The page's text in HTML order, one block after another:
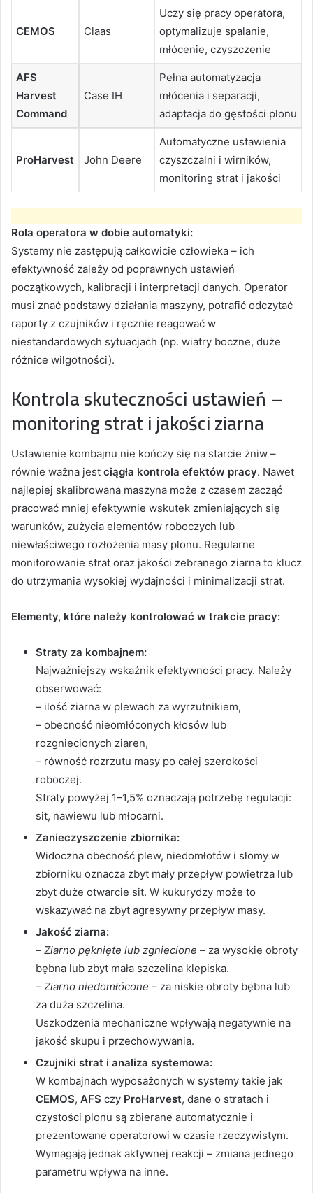
CEMOS Claas
Uczy się pracy operatora,
optymalizuje spalanie,
młócenie, czyszczenie
AFS
Harvest
Command
Case IH
Pełna automatyzacja
młócenia i separacji,
adaptacja do gęstości plonu
ProHarvest John Deere
Automatyczne ustawienia
czyszczalni i wirników,
monitoring strat i jakości
Rola operatora w dobie automatyki:
Systemy nie zastępują całkowicie człowieka – ich
efektywność zależy od poprawnych ustawień
początkowych, kalibracji i interpretacji danych. Operator
musi znać podstawy działania maszyny, potrafić odczytać
raporty z czujników i ręcznie reagować w
niestandardowych sytuacjach (np. wiatry boczne, duże
różnice wilgotności).
Kontrola skuteczności ustawień –
monitoring strat i jakości ziarna
Ustawienie kombajnu nie kończy się na starcie żniw –
równie ważna jest ciągła kontrola efektów pracy. Nawet
najlepiej skalibrowana maszyna może z czasem zacząć
pracować mniej efektywnie wskutek zmieniających się
warunków, zużycia elementów roboczych lub
niewłaściwego rozłożenia masy plonu. Regularne
monitorowanie strat oraz jakości zebranego ziarna to klucz
do utrzymania wysokiej wydajności i minimalizacji strat.
Elementy, które należy kontrolować w trakcie pracy:
Straty za kombajnem:
Najważniejszy wskaźnik efektywności pracy. Należy
obserwować:
– ilość ziarna w plewach za wyrzutnikiem,
– obecność nieomłóconych kłosów lub
rozgniecionych ziaren,
– równość rozrzutu masy po całej szerokości
roboczej.
Straty powyżej 1–1,5% oznaczają potrzebę regulacji:
sit, nawiewu lub młocarni.
Zanieczyszczenie zbiornika:
Widoczna obecność plew, niedomłotów i słomy w
zbiorniku oznacza zbyt mały przepływ powietrza lub
zbyt duże otwarcie sit. W kukurydzy może to
wskazywać na zbyt agresywny przepływ masy.
Jakość ziarna:
– Ziarno pęknięte lub zgniecione – za wysokie obroty
bębna lub zbyt mała szczelina klepiska.
– Ziarno niedomłócone – za niskie obroty bębna lub
za duża szczelina.
Uszkodzenia mechaniczne wpływają negatywnie na
jakość skupu i przechowywania.
Czujniki strat i analiza systemowa:
W kombajnach wyposażonych w systemy takie jak
CEMOS, AFS czy ProHarvest, dane o stratach i
czystości plonu są zbierane automatycznie i
prezentowane operatorowi w czasie rzeczywistym.
Wymagają jednak aktywnej reakcji – zmiana jednego
parametru wpływa na inne.